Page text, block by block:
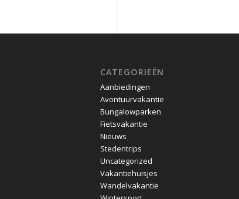
CATEGORIEËN
Aanbiedingen
Avontuurvakantie
Bungalowparken
Fietsvakantie
Nieuws
Stedentrips
Uncategorized
Vakantiehuisjes
Wandelvakantie